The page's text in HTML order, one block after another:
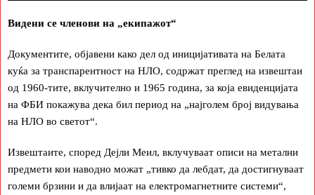
Видени се членови на „екипажот“
Документите, објавени како дел од иницијативата на Белата
куќа за транспарентност на НЛО, содржат преглед на извештаи
од 1960-тите, вклучително и 1965 година, за која евиденцијата
на ФБИ покажува дека бил период на „најголем број видувања
на НЛО во светот“.
Извештаите, според Дејли Меил, вклучуваат описи на метални
предмети кои наводно можат „тивко да лебдат, да достигнуваат
големи брзини и да влијаат на електромагнетните системи“,